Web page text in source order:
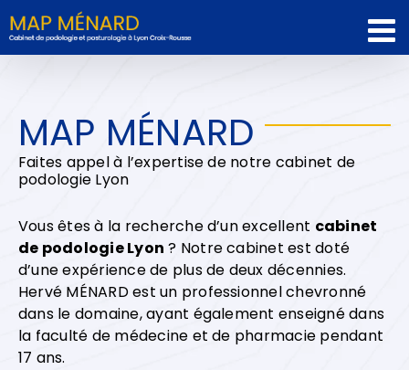
au
contenu
MAP MÉNARD
Faites appel à l’expertise de notre cabinet de
podologie Lyon
Vous êtes à la recherche d’un excellent cabinet
de podologie Lyon ? Notre cabinet est doté
d’une expérience de plus de deux décennies.
Hervé MÉNARD est un professionnel chevronné
dans le domaine, ayant également enseigné dans
la faculté de médecine et de pharmacie pendant
17 ans.